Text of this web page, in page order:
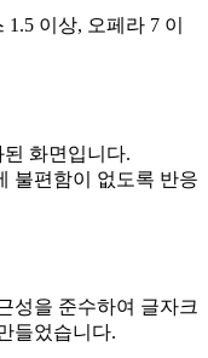
이상, 오페라 7 이
된 화면입니다.
불편함이 없도록 반응
성을 준수하여 글자크
들었습니다.